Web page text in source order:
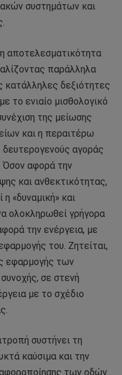
συστημάτων και
αποτελεσματικότητα
παράλληλα
κατάλληλες δεξιότητες
το ενιαίο μισθολογικό
της μείωσης
και η περαιτέρω
δευτερογενούς αγοράς
Όσον αφορά την
και ανθεκτικότητας,
«δυναμική» και
ολοκληρωθεί γρήγορα
την ενέργεια, με
του. Ζητείται,
εφαρμογής των
σε στενή
με το σχέδιο
συστήνει τη
καύσιμα και την
των οδών